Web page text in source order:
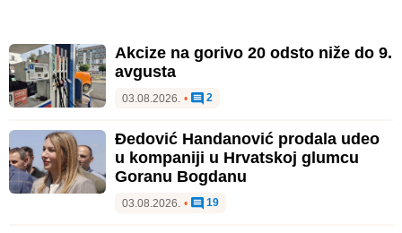
Akcize na gorivo 20 odsto niže do 9.
avgusta
03.08.2026. • 2
Đedović Handanović prodala udeo
u kompaniji u Hrvatskoj glumcu
Goranu Bogdanu
03.08.2026. • 19